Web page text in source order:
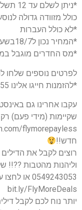
*ניתן לשלם עד 12 תשלומים!
כולל מזוודה גדולה
*לא כולל העברות
*המחיר נכון ל18/7בשעת הפרסום ועתיד להשתנות.
*מס החדרים מוגבל
לפרטים נוספים שלחו
*להזמנות חייגו אלינו 0733744555
עקבו אחרינו גם
שקיימות (מידי פעם)
flymorepayless/
חדש!!
רוצים לקבל את
וליהנות מהטבות ??!!
0549243053 או לחצו על הלינק
bit.ly/FlyMoreDeals
יותר נוח לכם לקבל